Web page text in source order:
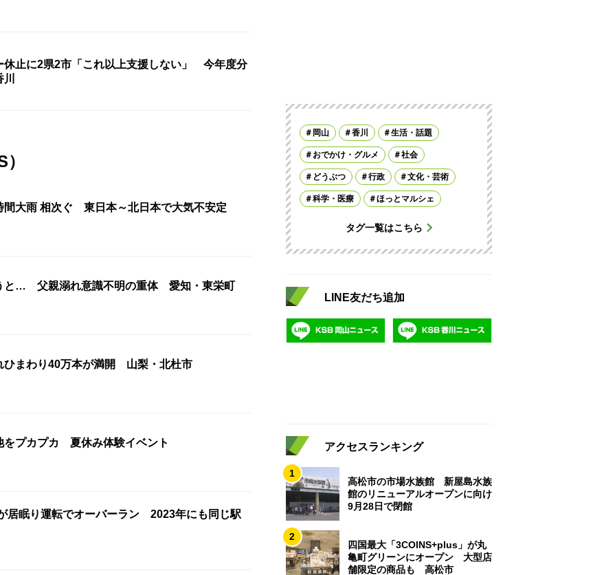
休止に2県2市「これ以上支援しない」 今年度分
間大雨 相次ぐ 東日本～北日本で大気不安定
と… 父親溺れ意識不明の重体 愛知・東栄町
ひまわり40万本が満開 山梨・北杜市
をプカプカ 夏休み体験イベント
居眠り運転でオーバーラン 2023年にも同じ駅
岡山 香川 生活・話題
おでかけ・グルメ 社会
どうぶつ 行政 文化・芸術
科学・医療 ほっとマルシェ
タグ一覧はこちら
LINE友だち追加
アクセスランキング
1
高松市の市場水族館 新屋島水族
館のリニューアルオープンに向け
9月28日で閉館
2
四国最大「3COINS+plus」が丸
亀町グリーンにオープン 大型店
舗限定の商品も 高松市